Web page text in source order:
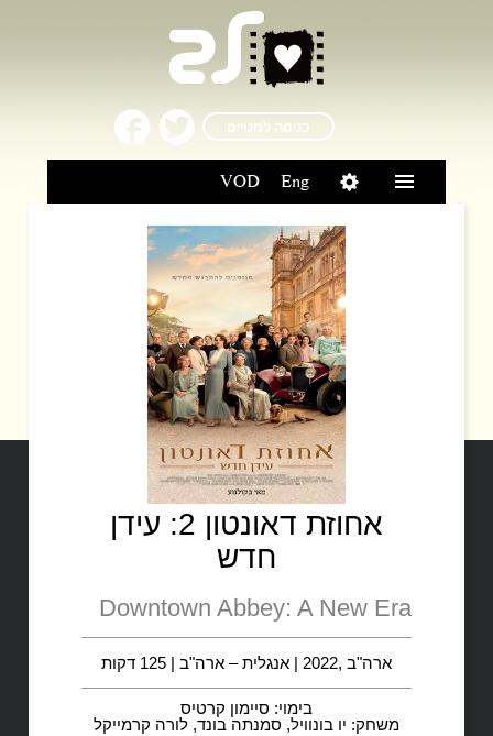
כניסה למנויים
Eng
VOD
אחוזת דאונטון 2: עידן
חדש
Downtown Abbey: A New Era
ארה"ב ,2022 | אנגלית – ארה"ב | 125 דקות
בימוי: סיימון קרטיס
משחק: יו בונוויל, סמנתה בונד, לורה קרמייקל